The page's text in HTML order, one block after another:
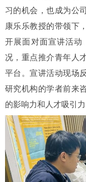
习的机会，也成为公
康乐乐教授的带领下
开展面对面宣讲活动
况，重点推介青年人
平台。宣讲活动现场
研究机构的学者前来
的影响力和人才吸引力